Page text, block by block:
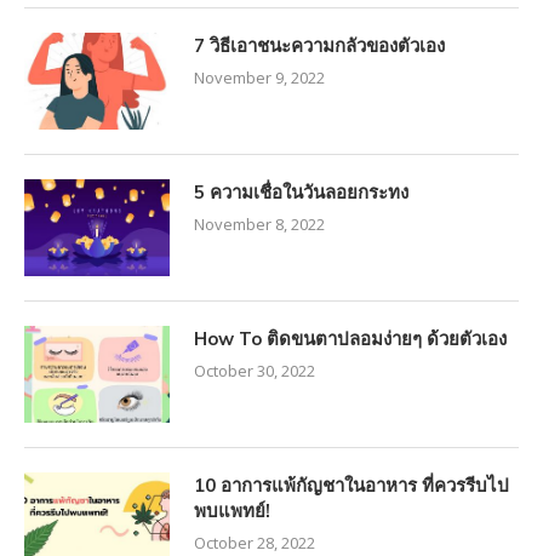
7 วิธีเอาชนะความกลัวของตัวเอง
November 9, 2022
5 ความเชื่อในวันลอยกระทง
November 8, 2022
How To ติดขนตาปลอมง่ายๆ ด้วยตัวเอง
October 30, 2022
10 อาการแพ้กัญชาในอาหาร ที่ควรรีบไป
พบแพทย์!
October 28, 2022